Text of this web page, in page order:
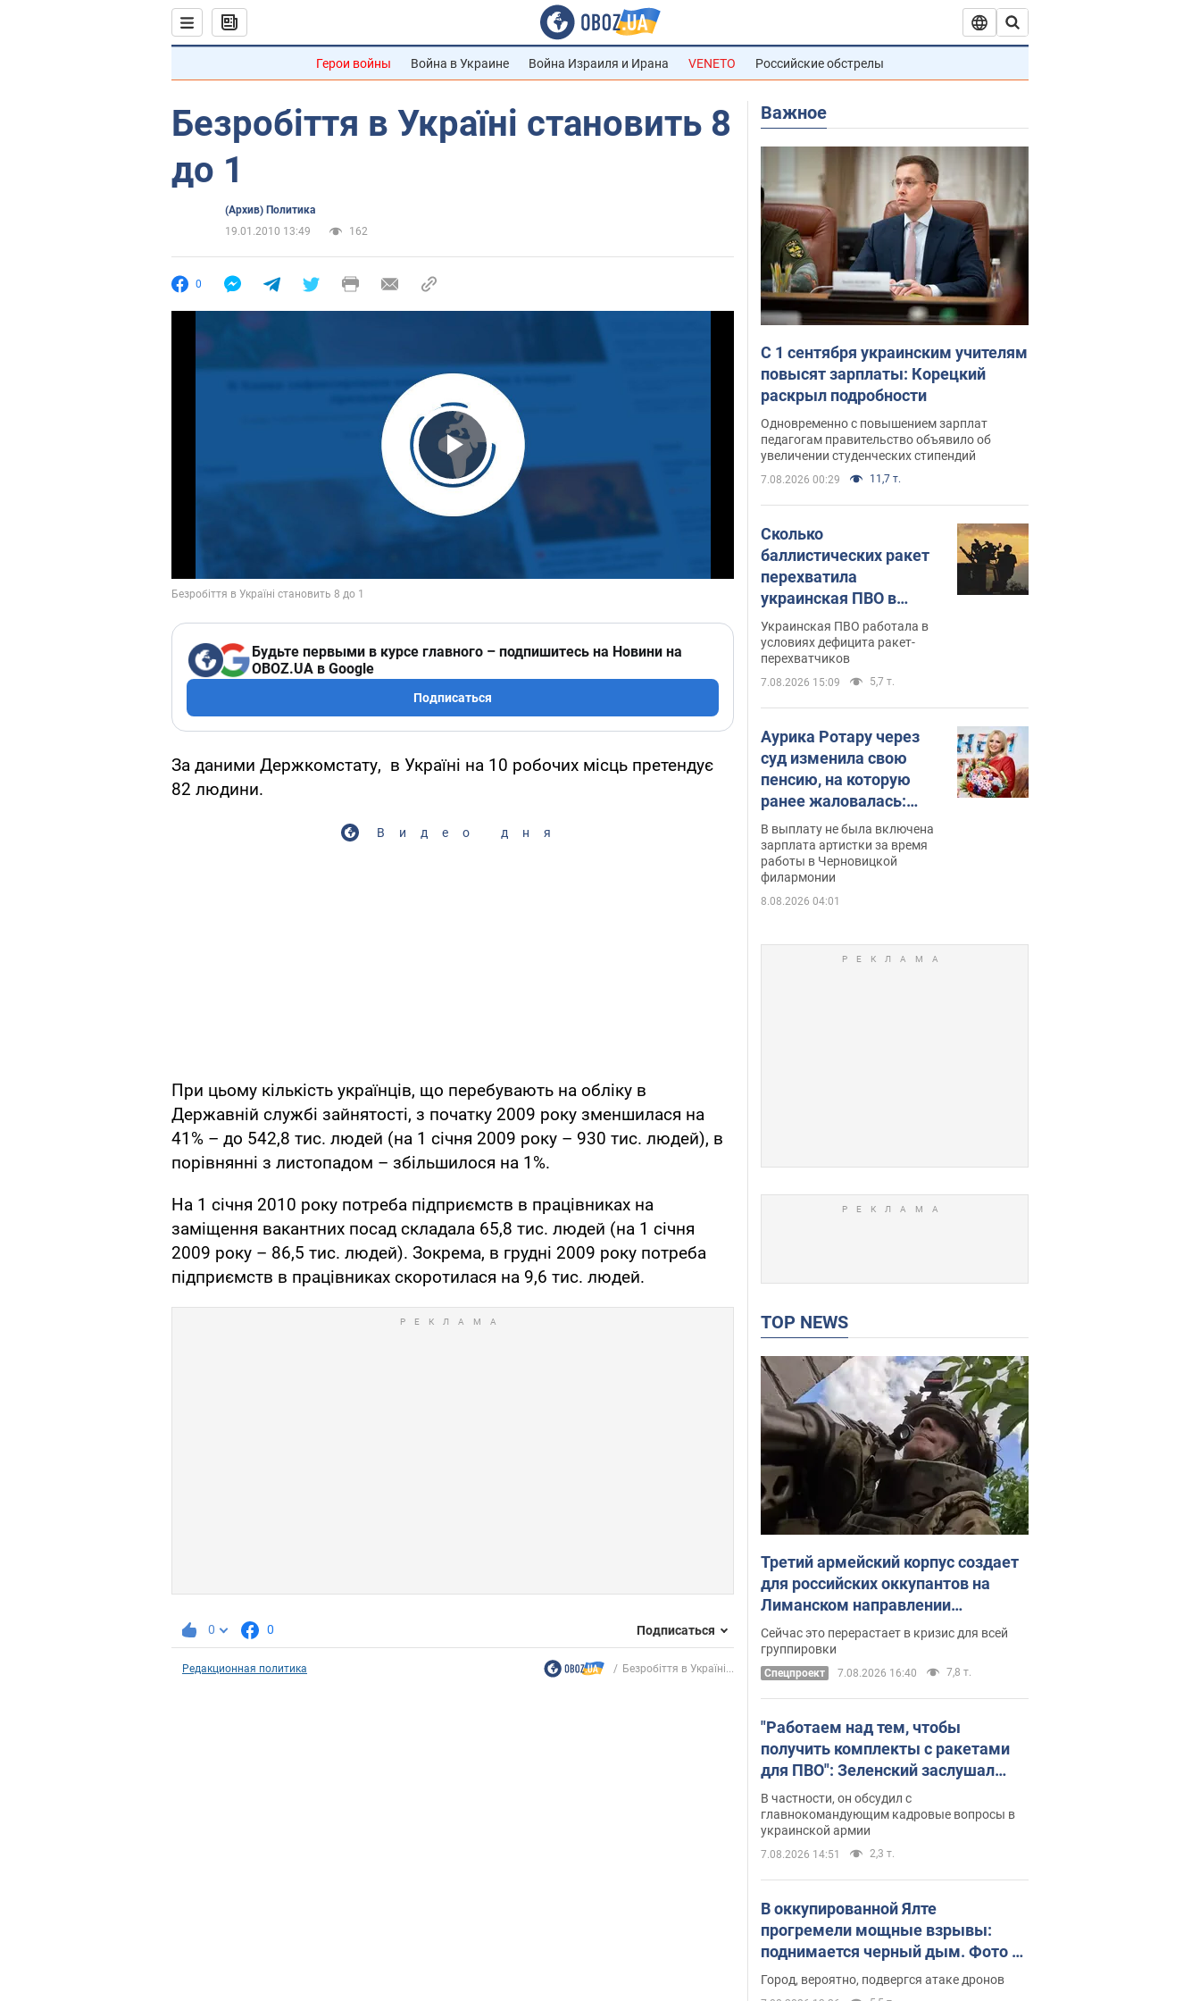
Герои войны Война в Украине Война Израиля и Ирана VENETO Российские обстрелы
Безробіття в Україні становить 8
до 1
(Архив) Политика
19.01.2010 13:49
162
0
Play Video
Будьте первыми в курсе главного – подпишитесь на Новини на
OBOZ.UA в Google
Подписаться
За даними Держкомстату, в Україні на 10 робочих місць претендує
82 людини.
Видео дня
При цьому кількість українців, що перебувають на обліку в
Державній службі зайнятості, з початку 2009 року зменшилася на
41% – до 542,8 тис. людей (на 1 січня 2009 року – 930 тис. людей), в
порівнянні з листопадом – збільшилося на 1%.
На 1 січня 2010 року потреба підприємств в працівниках на
заміщення вакантних посад складала 65,8 тис. людей (на 1 січня
2009 року – 86,5 тис. людей). Зокрема, в грудні 2009 року потреба
підприємств в працівниках скоротилася на 9,6 тис. людей.
0 0 Подписаться
Редакционная политика Безробіття в Україні...
Важное
С 1 сентября украинским учителям
повысят зарплаты: Корецкий
раскрыл подробности
Одновременно с повышением зарплат
педагогам правительство объявило об
увеличении студенческих стипендий
7.08.2026 00:29 11,7 т.
Сколько
баллистических ракет
перехватила
украинская ПВО в
июле: в Минобороны
назвали цифру
Украинская ПВО работала в
условиях дефицита ракет-
перехватчиков
7.08.2026 15:09 5,7 т.
Аурика Ротару через
суд изменила свою
пенсию, на которую
ранее жаловалась:
сколько получала
певица
В выплату не была включена
зарплата артистки за время
работы в Черновицкой
филармонии
8.08.2026 04:01
TOP NEWS
Третий армейский корпус создает
для российских оккупантов на
Лиманском направлении
критический дискомфорт: как это
удалось
Сейчас это перерастает в кризис для всей
группировки
Спецпроект 7.08.2026 16:40 7,8 т.
"Работаем над тем, чтобы
получить комплекты с ракетами
для ПВО": Зеленский заслушал
доклад Драпатого и объявил о
новых мерах
В частности, он обсудил с
главнокомандующим кадровые вопросы в
украинской армии
7.08.2026 14:51 2,3 т.
В оккупированной Ялте
прогремели мощные взрывы:
поднимается черный дым. Фото и
видео
Город, вероятно, подвергся атаке дронов